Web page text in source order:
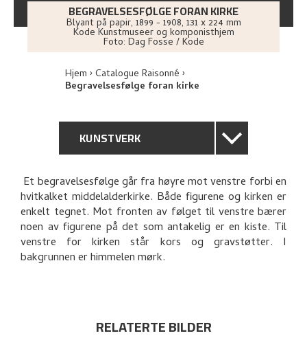
BEGRAVELSESFØLGE FORAN KIRKE
Blyant på papir, 1899 - 1908, 131 x 224 mm
Kode Kunstmuseer og komponisthjem
Foto: Dag Fosse / Kode
Hjem Catalogue Raisonné
Begravelsesfølge foran kirke
KUNSTVERK
GENERELL BESKRIVELSE
TEKNISK INFORMASJON
PROVENIENS
Et begravelsesfølge går fra høyre mot venstre forbi en
hvitkalket middelalderkirke. Både figurene og kirken er
enkelt tegnet. Mot fronten av følget til venstre bærer
noen av figurene på det som antakelig er en kiste. Til
venstre for kirken står kors og gravstøtter. I
bakgrunnen er himmelen mørk.
RELATERTE BILDER